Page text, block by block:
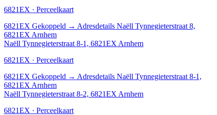
6821EX · Perceelkaart
6821EX Gekoppeld → Adresdetails Naëll Tynnegieterstraat 8,
6821EX Arnhem
Naëll Tynnegieterstraat 8-1, 6821EX Arnhem
6821EX · Perceelkaart
6821EX Gekoppeld → Adresdetails Naëll Tynnegieterstraat 8-1,
6821EX Arnhem
Naëll Tynnegieterstraat 8-2, 6821EX Arnhem
6821EX · Perceelkaart